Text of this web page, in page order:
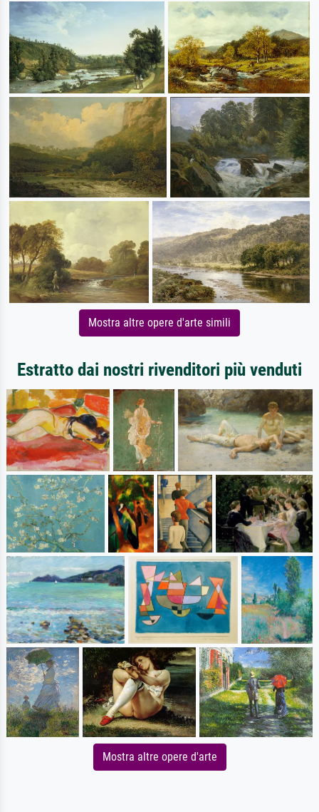
Mostra altre opere d'arte simili
Estratto dai nostri rivenditori più venduti
Mostra altre opere d'arte